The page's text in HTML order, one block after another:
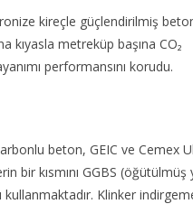
kireçle güçlendirilmiş
kıyasla metreküp başına CO₂
performansını korudu.
beton, GEIC ve Cemex
bir kısmını GGBS (öğütülmüş
kullanmaktadır. Klinker